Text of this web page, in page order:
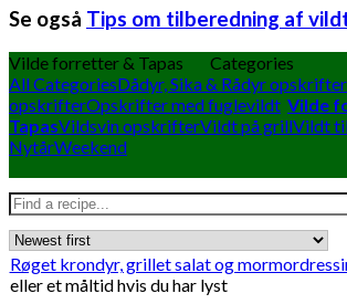
Se også Tips om tilberedning af
Vilde forretter & Tapas
Categories
All CategoriesDådyr, Sika & Rådyr opskrifter
opskrifterOpskrifter med fuglevildt Vilde
TapasVildsvin opskrifterVildt på grillVildt
NytårWeekend
Røget krondyr, grillet salat og
eller et måltid hvis du har lyst